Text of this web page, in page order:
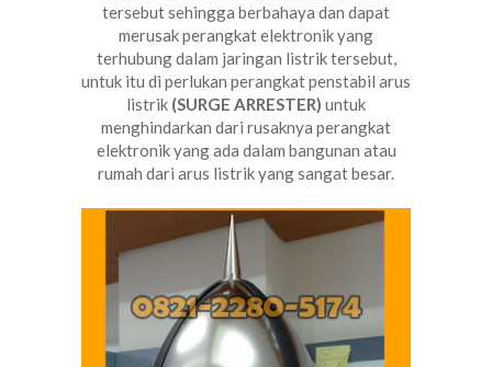
tersebut sehingga berbahaya dan dapat
merusak perangkat elektronik yang
terhubung dalam jaringan listrik tersebut,
untuk itu di perlukan perangkat penstabil arus
listrik (SURGE ARRESTER) untuk
menghindarkan dari rusaknya perangkat
elektronik yang ada dalam bangunan atau
rumah dari arus listrik yang sangat besar.